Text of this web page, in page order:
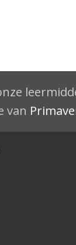
van